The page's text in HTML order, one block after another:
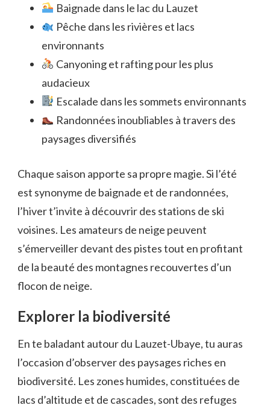
Baignade dans le lac du Lauzet
Pêche dans les rivières et lacs
environnants
Canyoning et rafting pour les plus
audacieux
Escalade dans les sommets environnants
Randonnées inoubliables à travers des
paysages diversifiés
Chaque saison apporte sa propre magie. Si l’été
est synonyme de baignade et de randonnées,
l’hiver t’invite à découvrir des stations de ski
voisines. Les amateurs de neige peuvent
s’émerveiller devant des pistes tout en profitant
de la beauté des montagnes recouvertes d’un
flocon de neige.
Explorer la biodiversité
En te baladant autour du Lauzet-Ubaye, tu auras
l’occasion d’observer des paysages riches en
biodiversité. Les zones humides, constituées de
lacs d’altitude et de cascades, sont des refuges